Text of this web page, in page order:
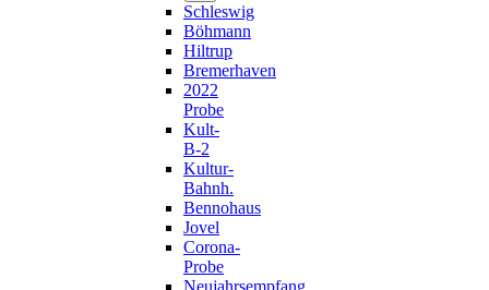
Schleswig
Böhmann
Hiltrup
Bremerhaven
2022
Probe
Kult-
B-2
Kultur-
Bahnh.
Bennohaus
Jovel
Corona-
Probe
Neujahrsempfang